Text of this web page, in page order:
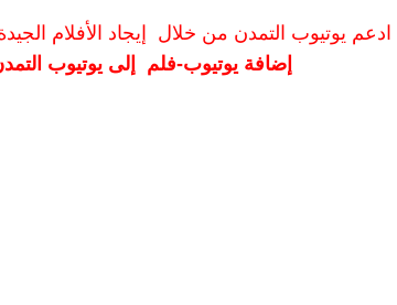
ادعم يوتيوب التمدن من خلال إيجاد الأفلام الجيدة
إضافة يوتيوب-فلم إلى يوتيوب